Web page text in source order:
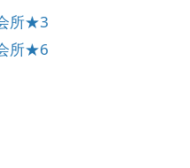
所★3
所★6